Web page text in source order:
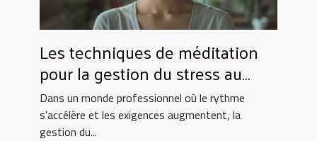
Les techniques de méditation
pour la gestion du stress au
travail
Dans un monde professionnel où le rythme
s'accélère et les exigences augmentent, la
gestion du...